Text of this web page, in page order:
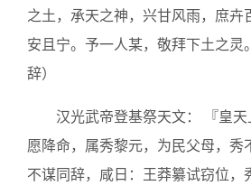
之土，承天之神，兴甘风雨，庶卉
安且宁。予一人某，敬拜下土之灵
辞）
汉光武帝登基祭天文： 『皇
愿降命，属秀黎元，为民父母，秀
不谋同辞，咸日：王莽纂试窃位，